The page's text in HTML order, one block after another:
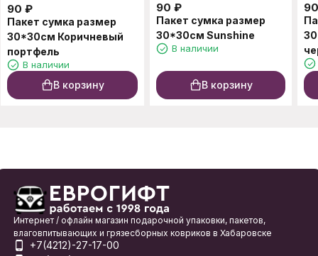
90 ₽
Пакет сумка размер
30*30см Коричневый
портфель
В наличии
В корзину
90 ₽
Пакет сумка размер
30*30см Sunshine
В наличии
В корзину
90
Интернет / офлайн магазин подарочной упаковки, пакетов,
влаговпитывающих и грязесборных ковриков в Хабаровске
+7(4212)-27-17-00